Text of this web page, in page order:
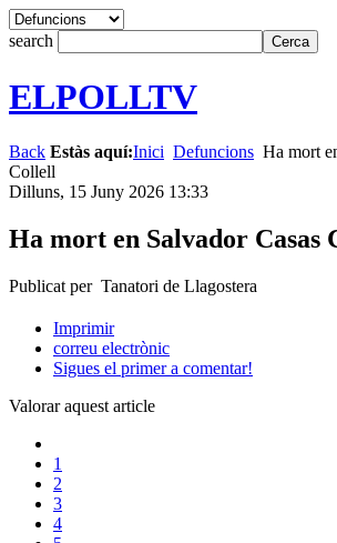
search
ELPOLLTV
Back Estàs aquí:Inici Defuncions Ha mort
Collell
Dilluns, 15 Juny 2026 13:33
Ha mort en Salvador Casas
Publicat per Tanatori de Llagostera
Imprimir
correu electrònic
Sigues el primer a comentar!
Valorar aquest article
1
2
3
4